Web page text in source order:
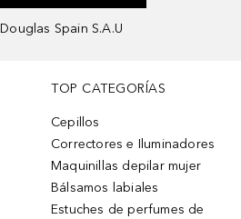
Douglas Spain S.A.U
TOP CATEGORÍAS
Cepillos
Correctores e Iluminadores
Maquinillas depilar mujer
Bálsamos labiales
Estuches de perfumes de